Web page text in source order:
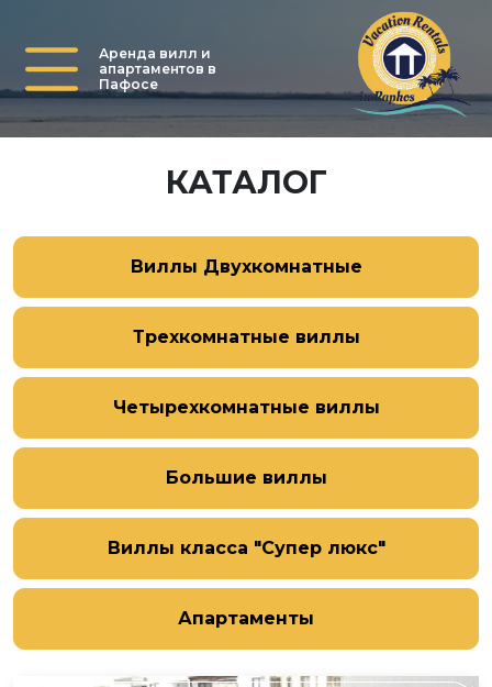
Аренда вилл и
апартаментов в
Пафосе
КАТАЛОГ
Виллы Двухкомнатные
Трехкомнатные виллы
Четырехкомнатные виллы
Большие виллы
Виллы класса "Супер люкс"
Апартаменты